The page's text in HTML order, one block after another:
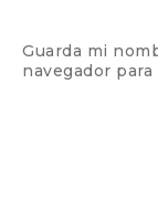
Guarda mi
navegador